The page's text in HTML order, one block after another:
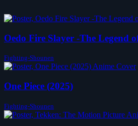
Oedo Fire Slayer -The Legend
Fighting-Shounen
One Piece (2025)
Fighting-Shounen